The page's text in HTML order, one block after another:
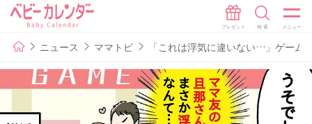
ニュース ママトピ 「これは浮気に違いない…」ゲー